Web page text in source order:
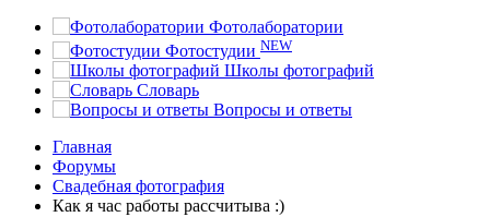
Фотолаборатории
Фотостудии NEW
Школы фотографий
Словарь
Вопросы и ответы
Главная
Форумы
Свадебная фотография
Как я час работы рассчитыва :)